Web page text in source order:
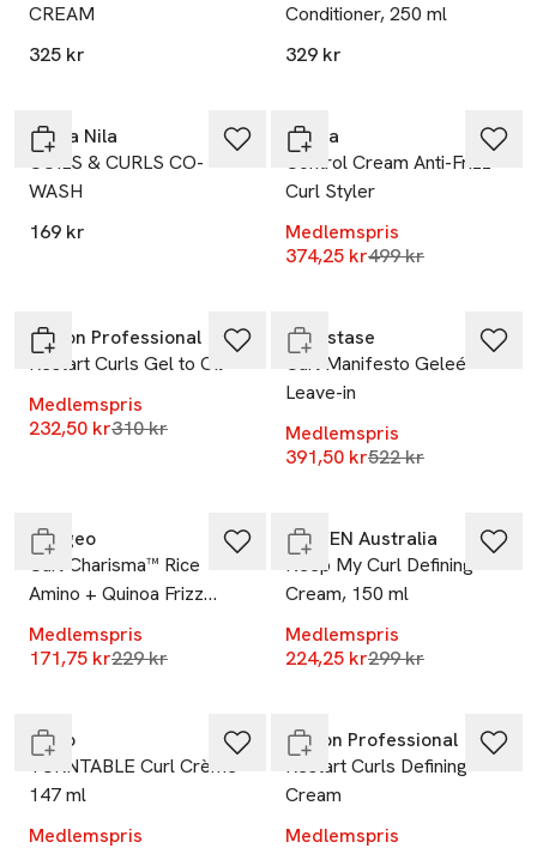
CREAM
325 kr
Conditioner, 250 ml
329 kr
Maria Nila
COILS & CURLS CO-
WASH
169 kr
Rahua
Control Cream Anti-Frizz
Curl Styler
Medlemspris
374,25 krLägsta pris 30
499 kr
Revlon Professional
Restart Curls Gel to Oil
Medlemspris
232,50 krLägsta pris 30 dagar
310 kr
-25%
Kérastase
Curl Manifesto Geleé
Leave-in
Medlemspris
391,50 krLägsta pris 30
522 kr
Briogeo
Curl Charisma™ Rice
Amino + Quinoa Frizz
Control Gel
Medlemspris
171,75 krLägsta pris 30 dagar
229 kr
-25%
ELEVEN Australia
Keep My Curl Defining
Cream, 150 ml
Medlemspris
224,25 krLägsta pris 30
299 kr
-25%
R+Co
TURNTABLE Curl Crème
147 ml
Medlemspris
-25%
Revlon Professional
Restart Curls Defining
Cream
Medlemspris